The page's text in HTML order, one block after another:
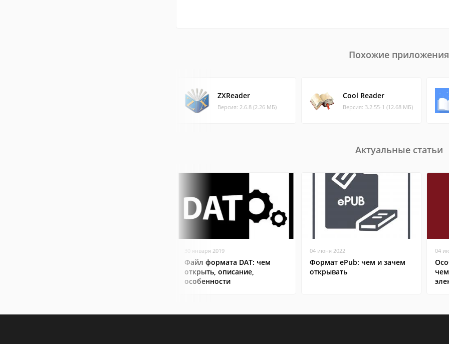
Похожие приложения
ZXReader
Версия: 2.6.8 (2.26 МБ)
Cool Reader
Версия: 3.2.55-1 (12.68 МБ)
Актуальные статьи
30 января 2019
Файл формата DAT: чем
открыть, описание,
особенности
04 июня 2022
Формат ePub: чем и зачем
открывать
04